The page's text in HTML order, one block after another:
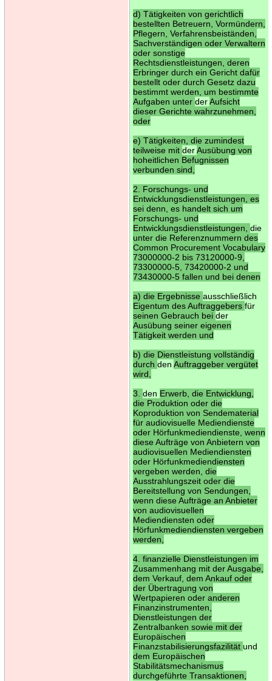
d) Tätigkeiten von gerichtlich
bestellten Betreuern, Vormündern,
Pflegern, Verfahrensbeiständen,
Sachverständigen oder Verwaltern
oder sonstige
Rechtsdienstleistungen, deren
Erbringer durch ein Gericht dafür
bestellt oder durch Gesetz dazu
bestimmt werden, um bestimmte
Aufgaben unter derAufsicht
dieser Gerichte wahrzunehmen,
oder
e) Tätigkeiten, die zumindest
teilweise mit derAusübung von
hoheitlichen Befugnissen
verbunden sind,
2. Forschungs- und
Entwicklungsdienstleistungen, es
sei denn, es handelt sich um
Forschungs- und
Entwicklungsdienstleistungen, die
unter die Referenznummern des
Common Procurement Vocabulary
73000000-2 bis 73120000-9,
73300000-5, 73420000-2 und
73430000-5 fallen und bei denen
a) die Ergebnisse ausschließlich
Eigentum des Auftraggebers für
seinen Gebrauch bei der
Ausübung seiner eigenen
Tätigkeit werden und
b) die Dienstleistung vollständig
durch den Auftraggeber vergütet
wird,
3. den Erwerb, die Entwicklung,
die Produktion oder die
Koproduktion von Sendematerial
für audiovisuelle Mediendienste
oder Hörfunkmediendienste, wenn
diese Aufträge von Anbietern von
audiovisuellen Mediendiensten
oder Hörfunkmediendiensten
vergeben werden, die
Ausstrahlungszeit oder die
Bereitstellung von Sendungen,
wenn diese Aufträge an Anbieter
von audiovisuellen
Mediendiensten oder
Hörfunkmediendiensten vergeben
werden,
4. finanzielle Dienstleistungen im
Zusammenhang mit der Ausgabe,
dem Verkauf, dem Ankauf oder
der Übertragung von
Wertpapieren oder anderen
Finanzinstrumenten,
Dienstleistungen der
Zentralbanken sowie mit der
Europäischen
Finanzstabilisierungsfazilität und
dem Europäischen
Stabilitätsmechanismus
durchgeführte Transaktionen,